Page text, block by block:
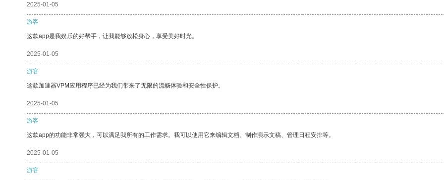
2025-01-05
游客
这款app是我娱乐的好帮手，让我能够放松身心，享受美好时光。
2025-01-05
游客
这款加速器VPM应用程序已经为我们带来了无限的流畅体验和安全性保护。
2025-01-05
游客
这款app的功能非常强大，可以满足我所有的工作需求。我可以使用它来编辑文档、制作演示文稿、管理日程安排等。
2025-01-05
游客